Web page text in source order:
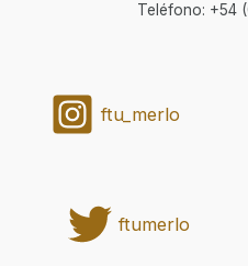
Teléfono: +54
ftu_merlo
ftumerlo